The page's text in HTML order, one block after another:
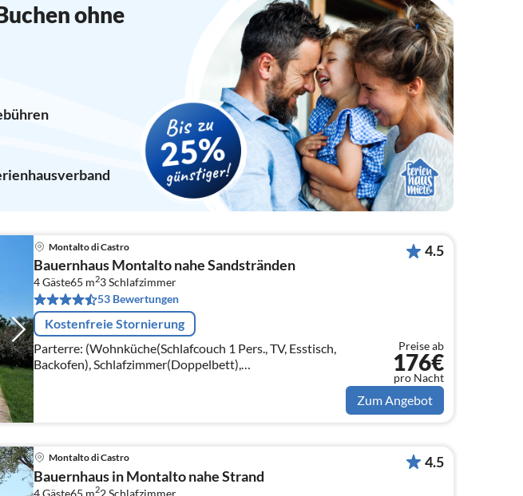
ohne
Montalto di Castro
Bauernhaus Montalto nahe Sandstränden
4 Gäste65 m23Schlafzimmer
53 Bewertungen
Kostenfreie Stornierung
Parterre: (Wohnküche(Schlafcouch 1 Pers., TV, Esstisch,
Backofen), Schlafzimmer(Doppelbett),
Badezimmer(Dusche, Waschbecken, Toilette),
Badezimmer(Dusche, Waschbecken, Toilette))
4.5
Preise ab
176€
pro Nacht
Zum Angebot
Montalto di Castro
Bauernhaus in Montalto nahe Strand
4 Gäste65 m22Schlafzimmer
4.5